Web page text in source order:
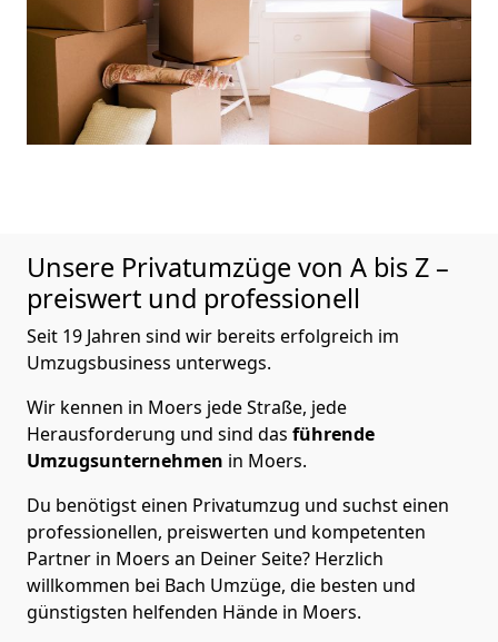
Unsere Privatumzüge von A bis Z –
preiswert und professionell
Seit 19 Jahren sind wir bereits erfolgreich im
Umzugsbusiness unterwegs.
Wir kennen in Moers jede Straße, jede
Herausforderung und sind das führende
Umzugsunternehmen in Moers.
Du benötigst einen Privatumzug und suchst einen
professionellen, preiswerten und kompetenten
Partner in Moers an Deiner Seite? Herzlich
willkommen bei Bach Umzüge, die besten und
günstigsten helfenden Hände in Moers.